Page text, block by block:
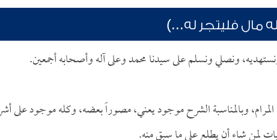
مال فليتجر له...)
ونصلي ونسلم على سيدنا محمد وعلى آله وأصحابه أجمعين.
شرح بلوغ المرام، وبالمناسبة الشرح موجود يعني، مصوراً بعضه، وكله موجود